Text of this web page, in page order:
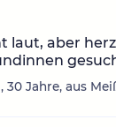
laut, aber
30 Jahre, aus